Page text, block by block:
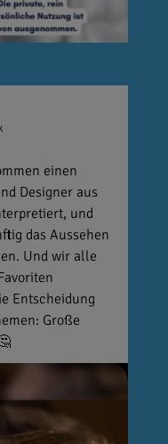
einen
Designer aus
und
das Aussehen
Und wir alle
Entscheidung
Große